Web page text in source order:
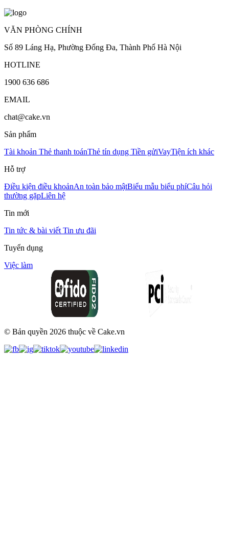
VĂN PHÒNG CHÍNH
Số 89 Láng Hạ, Phường Đống Đa, Thành Phố Hà Nội
HOTLINE
1900 636 686
EMAIL
chat@cake.vn
Sản phẩm
Tài khoản Thẻ thanh toánThẻ tín dụng Tiền gửiVayTiện ích khác
Hỗ trợ
Điều kiện điều khoảnAn toàn bảo mậtBiểu mẫu biểu phíCâu hỏi
thường gặpLiên hệ
Tin mới
Tin tức & bài viết Tin ưu đãi
Tuyển dụng
Việc làm
© Bản quyền 2026 thuộc về Cake.vn